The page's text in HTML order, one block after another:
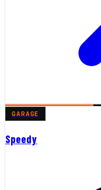
GARAGE
Speedy